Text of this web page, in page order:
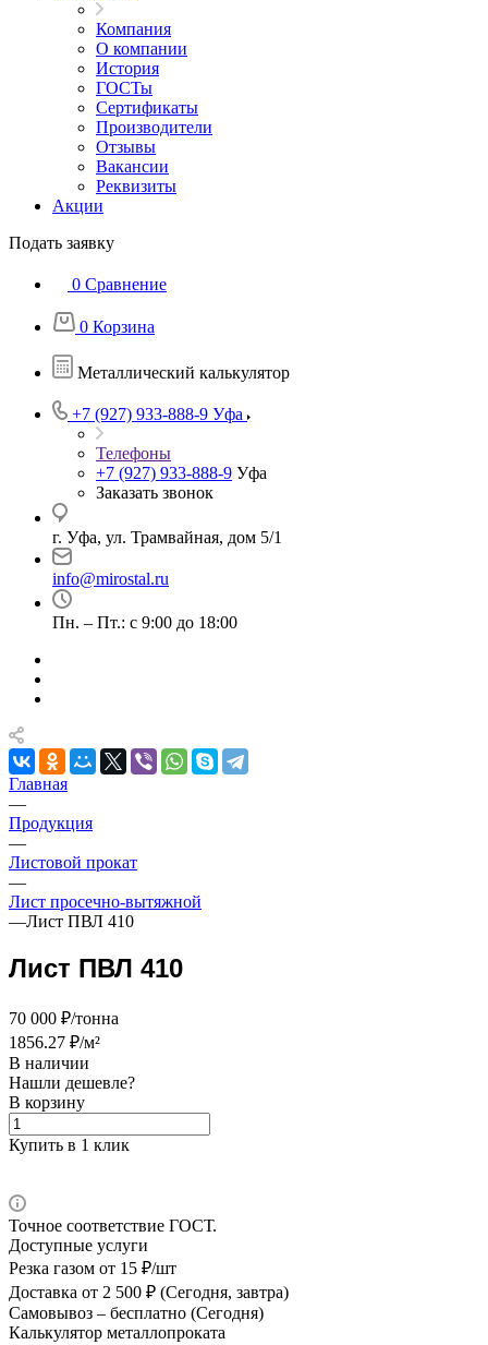
Компания
О компании
История
ГОСТы
Сертификаты
Производители
Отзывы
Вакансии
Реквизиты
Акции
Подать заявку
0 Сравнение
0 Корзина
Металлический калькулятор
+7 (927) 933-888-9 Уфа
Телефоны
+7 (927) 933-888-9 Уфа
Заказать звонок
г. Уфа, ул. Трамвайная, дом 5/1
info@mirostal.ru
Пн. – Пт.: с 9:00 до 18:00
Главная
—
Продукция
—
Листовой прокат
—
Лист просечно-вытяжной
—Лист ПВЛ 410
Лист ПВЛ 410
70 000 ₽/тонна
1856.27 ₽/м²
В наличии
Нашли дешевле?
В корзину
Купить в 1 клик
Точное соответствие ГОСТ.
Доступные услуги
Резка газом от 15 ₽/шт
Доставка от 2 500 ₽ (Сегодня, завтра)
Самовывоз – бесплатно (Сегодня)
Калькулятор металлопроката